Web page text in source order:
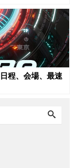
程、会場、最速